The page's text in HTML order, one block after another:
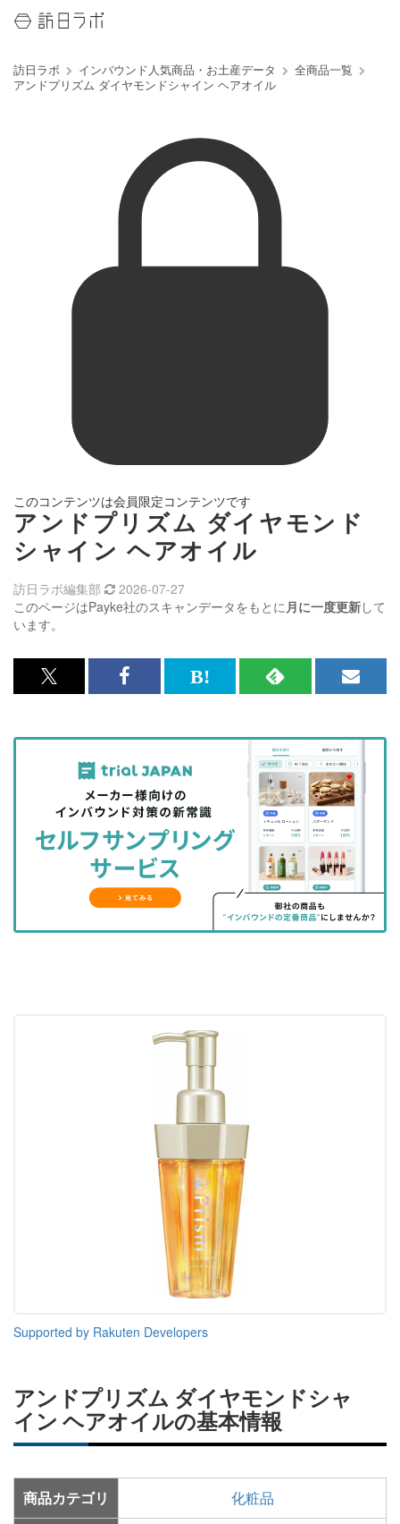
訪日ラボ インバウンド人気商品・お土産データ
全商品一覧
アンドプリズム ダイヤモンドシャイン ヘアオイル
このコンテンツは会員限定コンテンツです
アンドプリズム ダイヤモンド
シャイン ヘアオイル
このページはPayke社のスキャンデータをもとに月に一度更新して
います。
訪日ラボ編集部 2026-07-27
x<br>
記
を
シ
ェ
る
Facebook<br>
記
事
を
シ
ェ
ア
す
る
は
な
ッ
ク
マ
に
RSS
記
事
を
購
読
す
る
メ
マ
ガ
登
録
す
る
Supported by Rakuten Developers
アンドプリズム ダイヤモンドシャ
イン ヘアオイルの基本情報
商品カテゴリ
化粧品